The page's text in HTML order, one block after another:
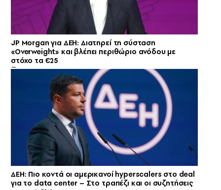
JP Morgan για ΔΕΗ: Διατηρεί τη σύσταση
«Overweight» και βλέπει περιθώριο ανόδου με
στόχο τα €25
ΔΕΗ: Πιο κοντά οι αμερικανοί hyperscalers στο deal
για το data center – Στο τραπέζι και οι συζητήσεις